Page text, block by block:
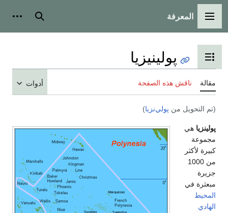
القائمة الرئيسية
المعرفة بحث
تبديل عرض جدول المحتويات
پولينيزيا
مقالة ناقش هذه الصفحة أدوات
(تم التحويل من پولي‌نزيا)
پولينزيا هي
مجموعة
كبيرة لأكثر
من 1000
جزيرة
مبعثرة في
المحيط
الهادي